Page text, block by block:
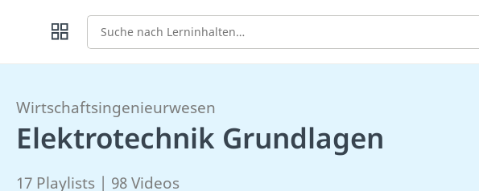
Suche
Wirtschaftsingenieurwesen
Elektrotechnik Grundlagen
17 Playlists | 98 Videos